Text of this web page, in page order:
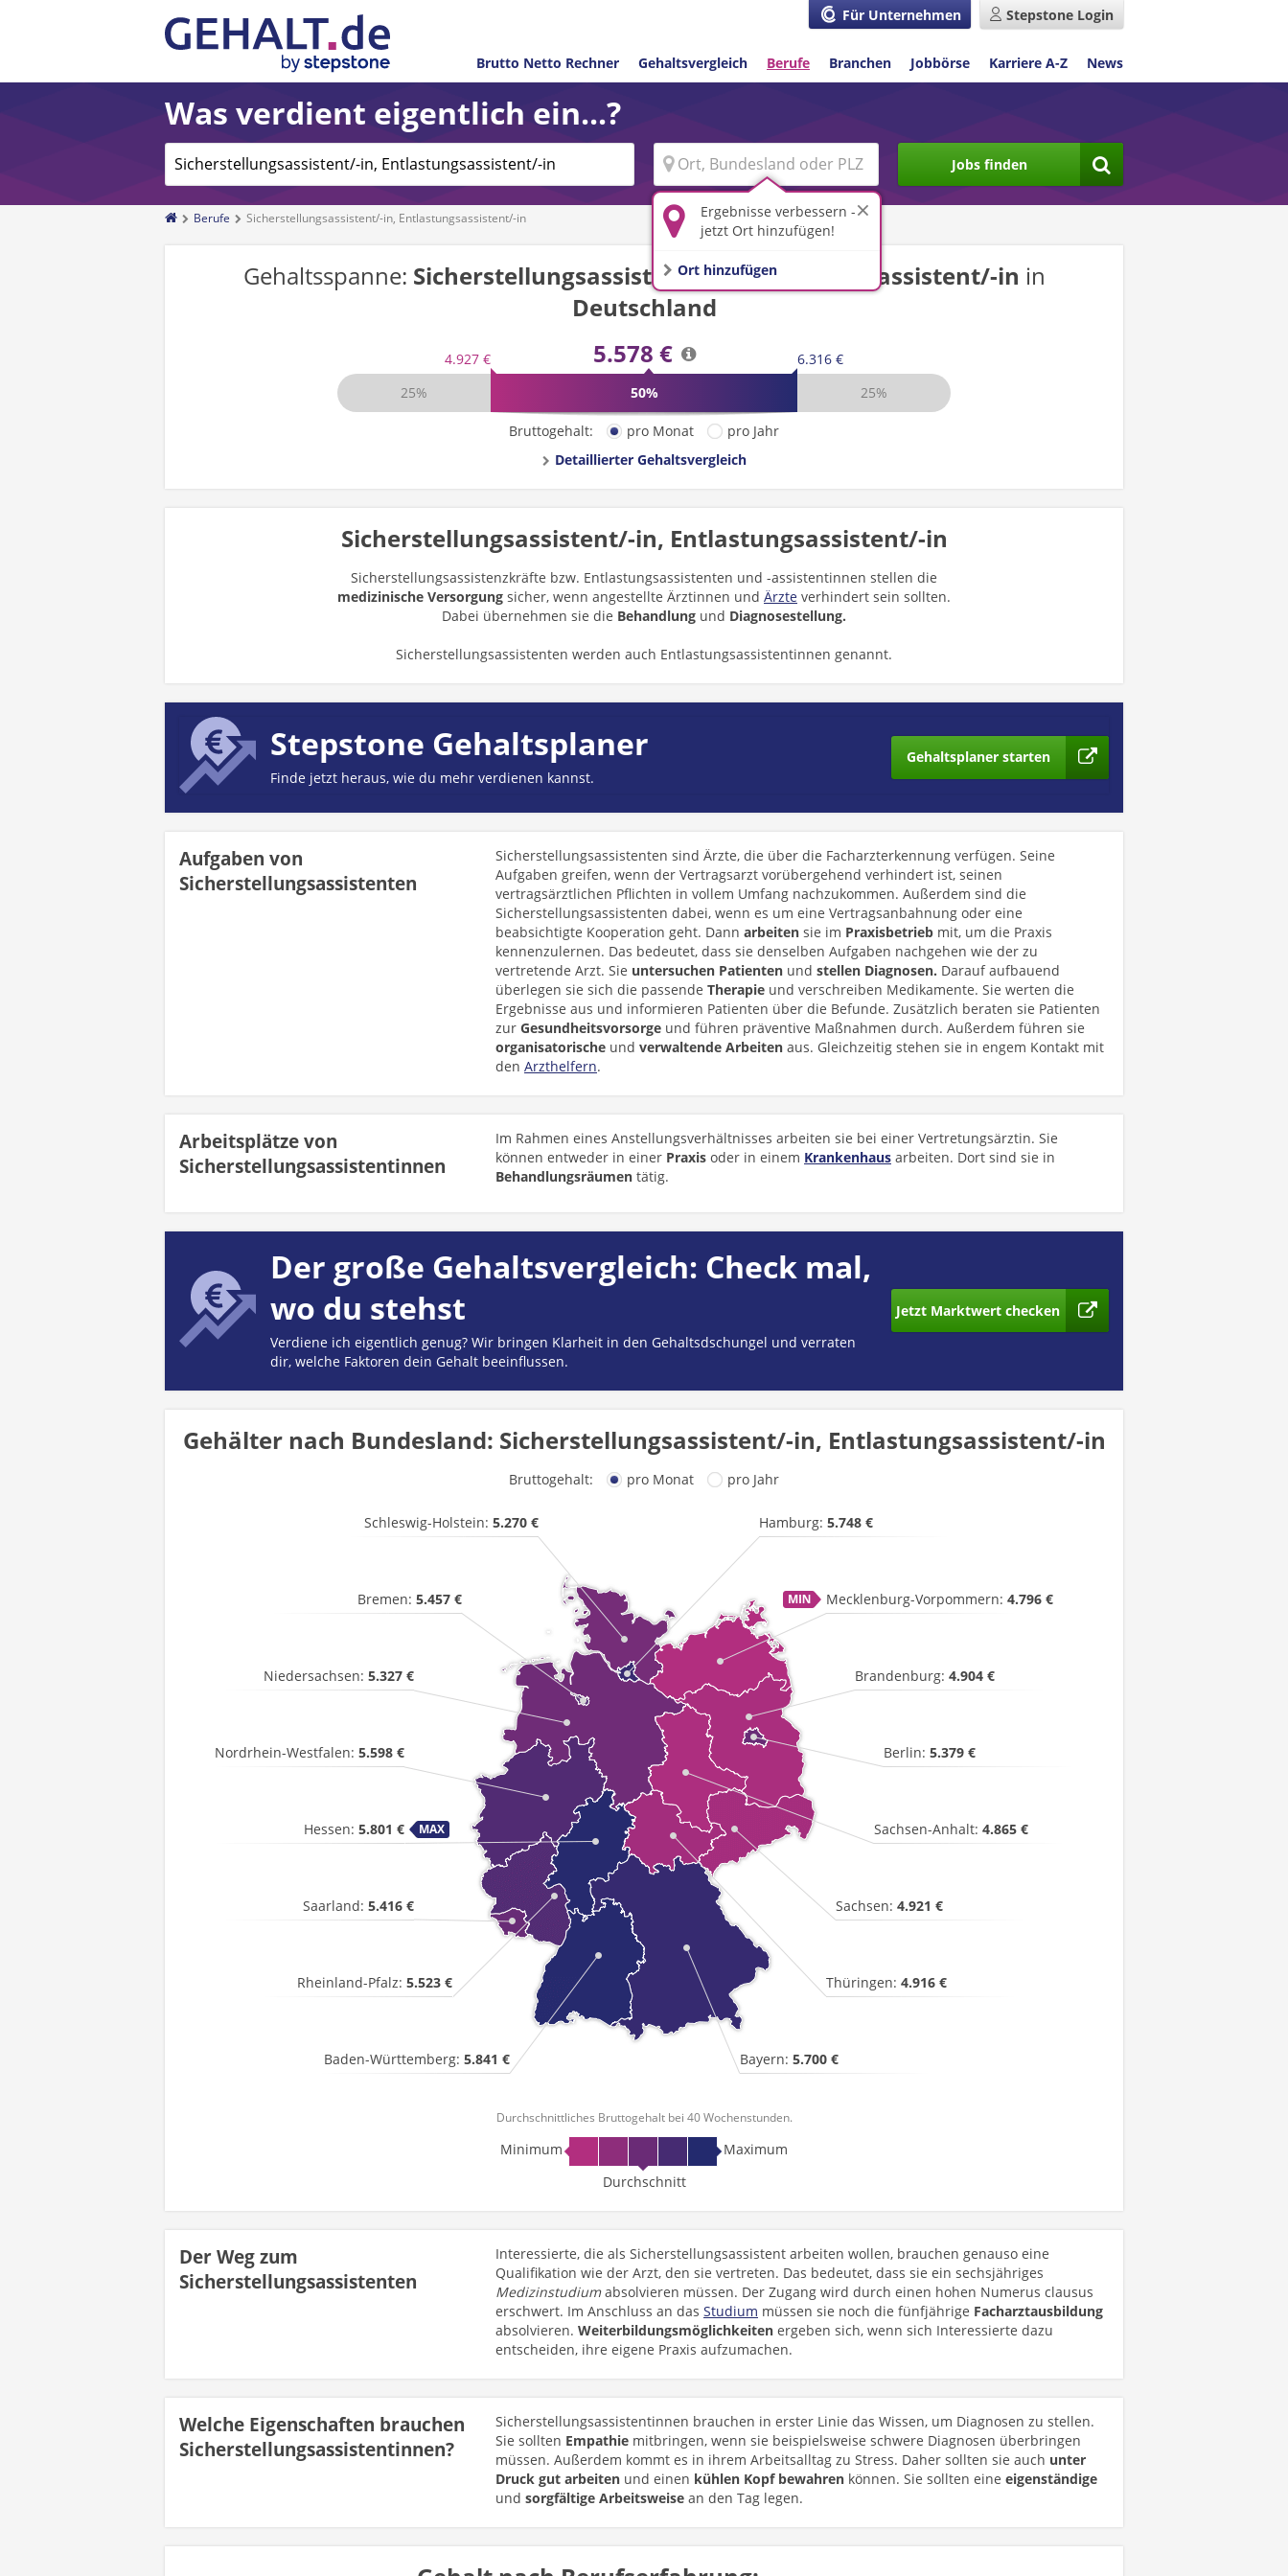
Für Unternehmen Stepstone Login
Brutto Netto Rechner Gehaltsvergleich Berufe Branchen Jobbörse Karriere A-Z News
Was verdient eigentlich ein...?
Ergebnisse verbessern -
jetzt Ort hinzufügen!
Ort hinzufügen
Jobs finden
Berufe Sicherstellungsassistent/-in, Entlastungsassistent/-in
Gehaltsspanne: Sicherstellungsassistent/-in, Entlastungsassistent/-in in
Deutschland
4.927 € 5.578 €
6.316 €
25%
50% 25%
Bruttogehalt: pro Monat
pro Jahr
Detaillierter Gehaltsvergleich
Sicherstellungsassistent/-in, Entlastungsassistent/-in
Sicherstellungsassistenzkräfte bzw. Entlastungsassistenten und -assistentinnen stellen die
medizinische Versorgung sicher, wenn angestellte Ärztinnen und Ärzte verhindert sein sollten.
Dabei übernehmen sie die Behandlung und Diagnosestellung.
Sicherstellungsassistenten werden auch Entlastungsassistentinnen genannt.
Stepstone Gehaltsplaner
Finde jetzt heraus, wie du mehr verdienen kannst.
Gehaltsplaner starten
Aufgaben von
Sicherstellungsassistenten
Sicherstellungsassistenten sind Ärzte, die über die Facharzterkennung verfügen. Seine
Aufgaben greifen, wenn der Vertragsarzt vorübergehend verhindert ist, seinen
vertragsärztlichen Pflichten in vollem Umfang nachzukommen. Außerdem sind die
Sicherstellungsassistenten dabei, wenn es um eine Vertragsanbahnung oder eine
beabsichtigte Kooperation geht. Dann arbeiten sie im Praxisbetrieb mit, um die Praxis
kennenzulernen. Das bedeutet, dass sie denselben Aufgaben nachgehen wie der zu
vertretende Arzt. Sie untersuchen Patienten und stellen Diagnosen. Darauf aufbauend
überlegen sie sich die passende Therapie und verschreiben Medikamente. Sie werten die
Ergebnisse aus und informieren Patienten über die Befunde. Zusätzlich beraten sie Patienten
zur Gesundheitsvorsorge und führen präventive Maßnahmen durch. Außerdem führen sie
organisatorische und verwaltende Arbeiten aus. Gleichzeitig stehen sie in engem Kontakt mit
den Arzthelfern.
Arbeitsplätze von
Sicherstellungsassistentinnen
Im Rahmen eines Anstellungsverhältnisses arbeiten sie bei einer Vertretungsärztin. Sie
können entweder in einer Praxis oder in einem Krankenhaus arbeiten. Dort sind sie in
Behandlungsräumen tätig.
Der große Gehaltsvergleich: Check mal,
wo du stehst
Verdiene ich eigentlich genug? Wir bringen Klarheit in den Gehaltsdschungel und verraten
dir, welche Faktoren dein Gehalt beeinflussen.
Jetzt Marktwert checken
Gehälter nach Bundesland: Sicherstellungsassistent/-in, Entlastungsassistent/-in
Bruttogehalt: pro Monat pro Jahr
Baden-Württemberg: 5.841 € Bayern: 5.700 €
Berlin: 5.379 €
Brandenburg: 4.904 €
Bremen: 5.457 €
Hamburg: 5.748 €
Hessen: 5.801 €
Mecklenburg-Vorpommern: 4.796 €
Niedersachsen: 5.327 €
Nordrhein-Westfalen: 5.598 €
Rheinland-Pfalz: 5.523 €
Saarland: 5.416 € Sachsen: 4.921 €
Sachsen-Anhalt: 4.865 €
Schleswig-Holstein: 5.270 €
Thüringen: 4.916 €
Durchschnittliches Bruttogehalt bei 40 Wochenstunden.
Minimum
Maximum
Durchschnitt
Der Weg zum
Sicherstellungsassistenten
Interessierte, die als Sicherstellungsassistent arbeiten wollen, brauchen genauso eine
Qualifikation wie der Arzt, den sie vertreten. Das bedeutet, dass sie ein sechsjähriges
Medizinstudiumabsolvieren müssen. Der Zugang wird durch einen hohen Numerus clausus
erschwert. Im Anschluss an das Studium müssen sie noch die fünfjährige Facharztausbildung
absolvieren. Weiterbildungsmöglichkeiten ergeben sich, wenn sich Interessierte dazu
entscheiden, ihre eigene Praxis aufzumachen.
Welche Eigenschaften brauchen
Sicherstellungsassistentinnen?
Sicherstellungsassistentinnen brauchen in erster Linie das Wissen, um Diagnosen zu stellen.
Sie sollten Empathie mitbringen, wenn sie beispielsweise schwere Diagnosen überbringen
müssen. Außerdem kommt es in ihrem Arbeitsalltag zu Stress. Daher sollten sie auch unter
Druck gut arbeiten und einen kühlen Kopf bewahren können. Sie sollten eine eigenständige
und sorgfältige Arbeitsweise an den Tag legen.